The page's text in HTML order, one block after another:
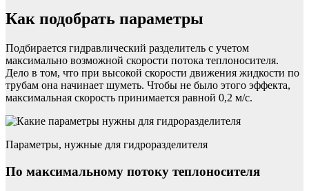
Как подобрать параметры
Подбирается гидравлический разделитель с учетом
максимально возможной скорости потока теплоносителя.
Дело в том, что при высокой скорости движения жидкости по
трубам она начинает шуметь. Чтобы не было этого эффекта,
максимальная скорость принимается равной 0,2 м/с.
Параметры, нужные для гидроразделителя
По максимальному потоку теплоносителя